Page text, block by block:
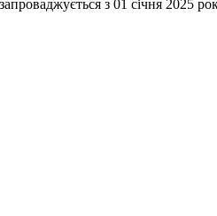
з 01 січня 2025